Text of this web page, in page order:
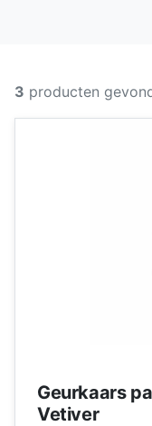
3 producten
Geurkaars
Vetiver